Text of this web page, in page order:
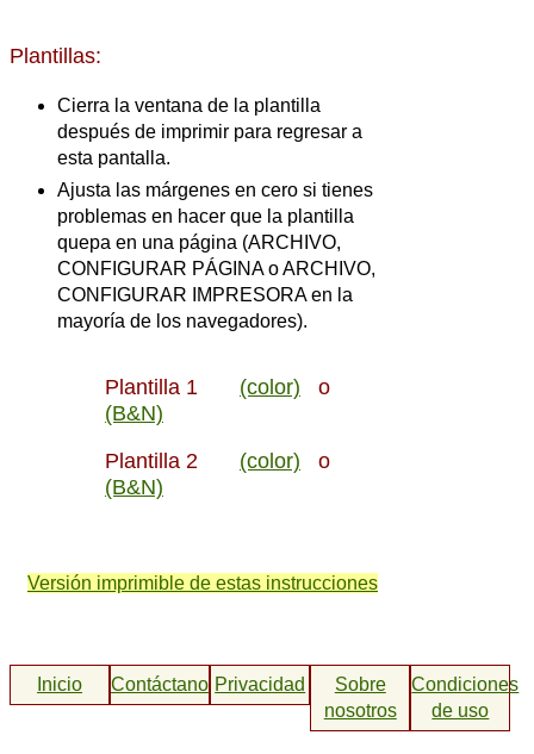
Plantillas:
Cierra la ventana de la plantilla
después de imprimir para regresar a
esta pantalla.
Ajusta las márgenes en cero si tienes
problemas en hacer que la plantilla
quepa en una página (ARCHIVO,
CONFIGURAR PÁGINA o ARCHIVO,
CONFIGURAR IMPRESORA en la
mayoría de los navegadores).
Plantilla 1 (color) o
(B&N)
Plantilla 2 (color) o
(B&N)
Versión imprimible de estas instrucciones
Inicio ContáctanosPrivacidad
Sobre
nosotros
Condiciones
de uso